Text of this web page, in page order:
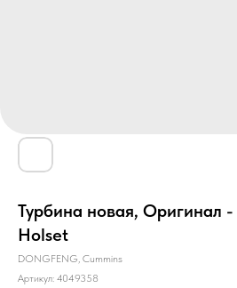
Турбина новая, Оригинал
Holset
DONGFENG, Cummins
Артикул: 4049358